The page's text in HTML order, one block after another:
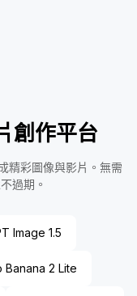
創作平台
精彩圖像與影片。無需
過期。
Image 1.5
Banana 2 Lite